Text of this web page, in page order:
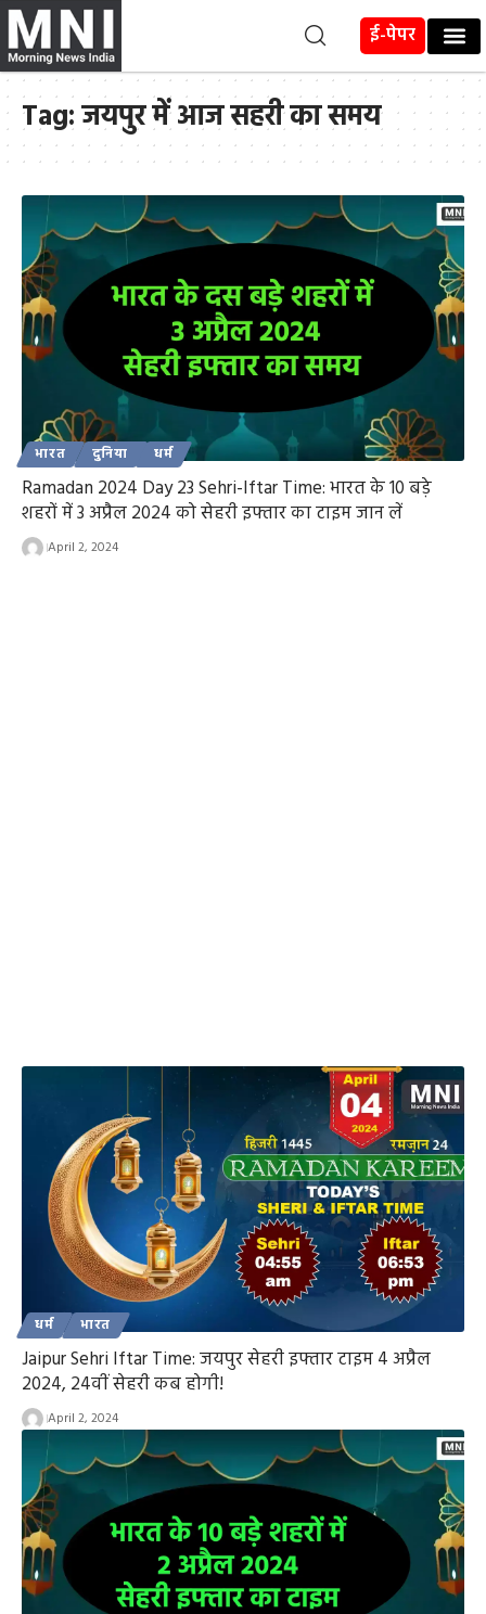
ई-पेपर
Tag:जयपुर में आज सहरी का समय
भारत दुनिया धर्म
Ramadan 2024 Day 23 Sehri-Iftar Time: भारत के 10 बड़े
शहरों में 3 अप्रैल 2024 को सेहरी इफ्तार का टाइम जान लें
April 2, 2024
धर्म भारत
Jaipur Sehri Iftar Time: जयपुर सेहरी इफ्तार टाइम 4 अप्रैल
2024, 24वीं सेहरी कब होगी!
April 2, 2024